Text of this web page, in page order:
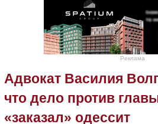
Реклама
Адвокат Василия
что дело против
«заказал» одессит